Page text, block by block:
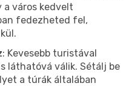
a város kedvelt
fedezheted fel,
: Kevesebb turistával
láthatóvá válik. Sétálj be
a túrák általában